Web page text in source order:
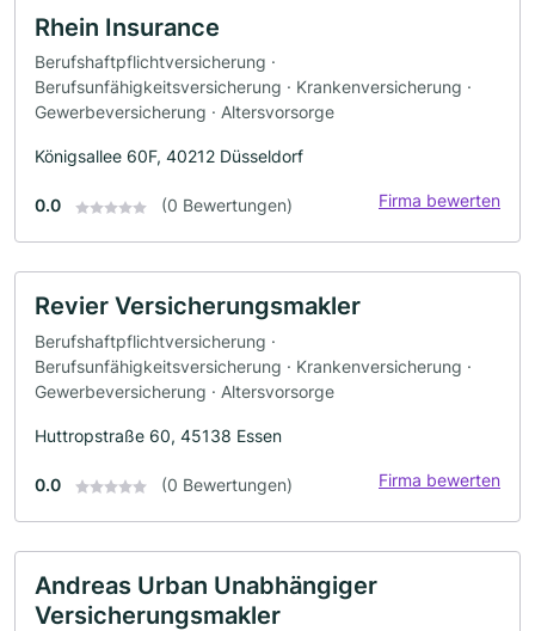
Rhein Insurance
Berufshaftpflichtversicherung ·
Berufsunfähigkeitsversicherung · Krankenversicherung ·
Gewerbeversicherung · Altersvorsorge
Königsallee 60F, 40212 Düsseldorf
0.0 (0 Bewertungen) Firma bewerten
Revier Versicherungsmakler
Berufshaftpflichtversicherung ·
Berufsunfähigkeitsversicherung · Krankenversicherung ·
Gewerbeversicherung · Altersvorsorge
Huttropstraße 60, 45138 Essen
0.0 (0 Bewertungen) Firma bewerten
Andreas Urban Unabhängiger
Versicherungsmakler